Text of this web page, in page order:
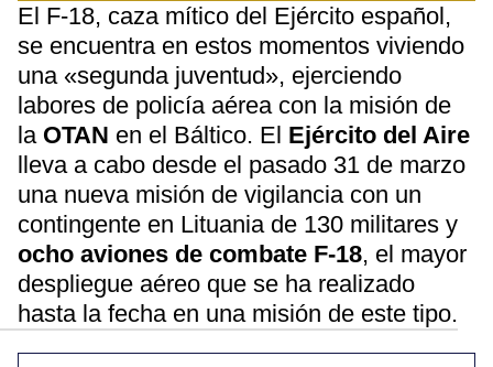
El F-18, caza mítico del Ejército español,
se encuentra en estos momentos viviendo
una «segunda juventud», ejerciendo
labores de policía aérea con la misión de
la OTAN en el Báltico. El Ejército del Aire
lleva a cabo desde el pasado 31 de marzo
una nueva misión de vigilancia con un
contingente en Lituania de 130 militares y
ocho aviones de combate F-18, el mayor
despliegue aéreo que se ha realizado
hasta la fecha en una misión de este tipo.